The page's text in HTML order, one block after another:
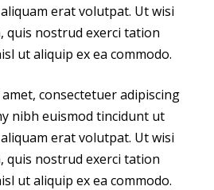
erat volutpat. Ut wisi
quis nostrud exerci tation
ut aliquip ex ea commodo.
consectetuer adipiscing
nibh euismod tincidunt ut
erat volutpat. Ut wisi
quis nostrud exerci tation
ut aliquip ex ea commodo.